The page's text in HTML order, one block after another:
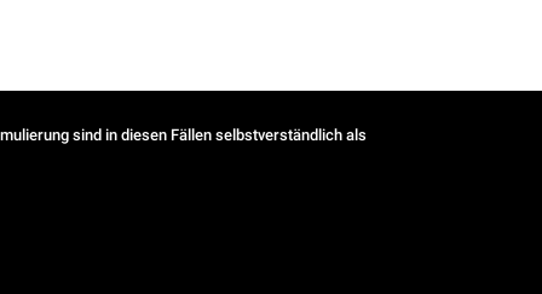
sind in diesen Fällen selbstverständlich als